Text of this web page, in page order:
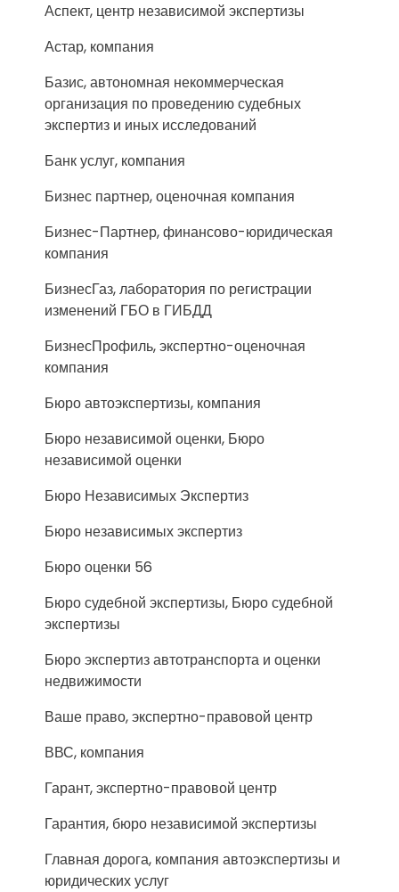
Аспект, центр независимой экспертизы
Астар, компания
Базис, автономная некоммерческая
организация по проведению судебных
экспертиз и иных исследований
Банк услуг, компания
Бизнес партнер, оценочная компания
Бизнес-Партнер, финансово-юридическая
компания
БизнесГаз, лаборатория по регистрации
изменений ГБО в ГИБДД
БизнесПрофиль, экспертно-оценочная
компания
Бюро автоэкспертизы, компания
Бюро независимой оценки, Бюро
независимой оценки
Бюро Независимых Экспертиз
Бюро независимых экспертиз
Бюро оценки 56
Бюро судебной экспертизы, Бюро судебной
экспертизы
Бюро экспертиз автотранспорта и оценки
недвижимости
Ваше право, экспертно-правовой центр
ВВС, компания
Гарант, экспертно-правовой центр
Гарантия, бюро независимой экспертизы
Главная дорога, компания автоэкспертизы и
юридических услуг